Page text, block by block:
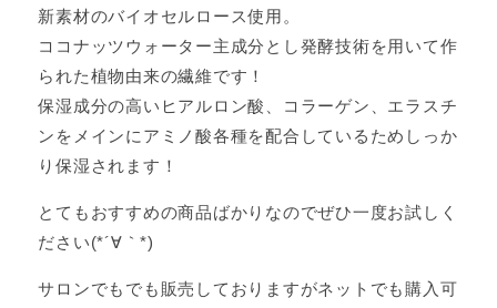
新素材のバイオセルロース使用。
ココナッツウォーター主成分とし発酵技術を用いて作
られた植物由来の繊維です！
保湿成分の高いヒアルロン酸、コラーゲン、エラスチ
ンをメインにアミノ酸各種を配合しているためしっか
り保湿されます！
とてもおすすめの商品ばかりなのでぜひ一度お試しく
ださい(*´∀｀*)
サロンでもでも販売しておりますがネットでも購入可